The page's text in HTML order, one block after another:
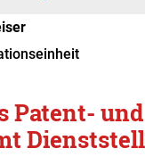
Patent- und